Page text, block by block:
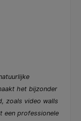
het bijzonder
zoals video walls
een professionele